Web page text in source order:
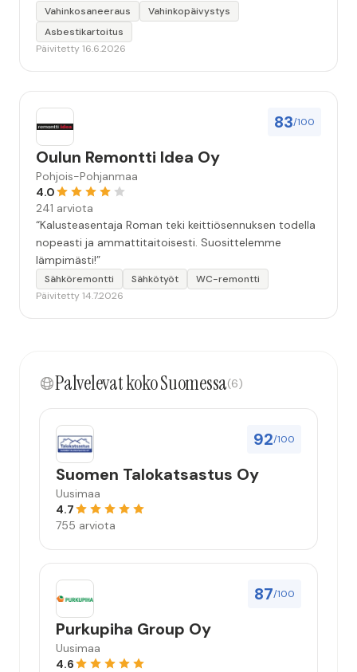
Vahinkosaneeraus
Vahinkopäivystys
Asbestikartoitus
Päivitetty 16.6.2026
83/100
Oulun Remontti Idea Oy
Pohjois-Pohjanmaa
4.0
241 arviota
“Kalusteasentaja Roman teki keittiösennuksen todella
nopeasti ja ammattitaitoisesti. Suosittelemme
lämpimästi!”
Sähköremontti Sähkötyöt
WC-remontti
Päivitetty 14.7.2026
Palvelevat koko Suomessa(6)
92/100
Suomen Talokatsastus Oy
Uusimaa
4.7
755 arviota
87/100
Purkupiha Group Oy
Uusimaa
4.6